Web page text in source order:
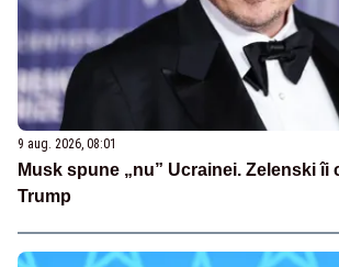
9 aug. 2026, 08:01
Musk spune „nu” Ucrainei. Zelenski îi
Trump